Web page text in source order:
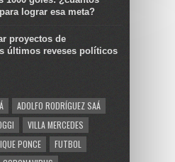
lograr esa meta?
proyectos de
últimos reveses políticos
ADOLFO RODRÍGUEZ SAÁ
VILLA MERCEDES
PONCE
FUTBOL